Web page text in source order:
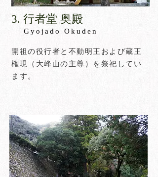
​3. 行者堂 奥殿​
​Gyojado Okuden
開祖の役行者と不動明王および蔵王
権現（大峰山の主尊）を祭祀してい
ます。